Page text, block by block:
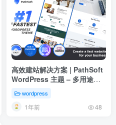
高效建站解决方案 | PathSoft
WordPress 主题 – 多用途电
商落地页，一键部署
wordpress
1年前 48